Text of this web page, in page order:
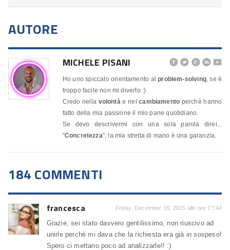
AUTORE
MICHELE PISANI     🎬
Ho uno spiccato orientamento alproblem-solving, se è
troppo facile non mi diverto :)
Credo nella volontàe nelcambiamento perchè hanno
fatto della mia passione il mio pane quotidiano.
Se devo descrivermi con una sola parola direi...
"Concretezza", la mia stretta di mano è una garanzia.
184 COMMENTI
francesca Friday, December 18, 2015 alle ore 17:44
Grazie, sei stato davvero gentilissimo, non riuscivo ad
unirle perchè mi dava che la richiesta era già in sospeso!
Spero ci mettano poco ad analizzarle!! :)